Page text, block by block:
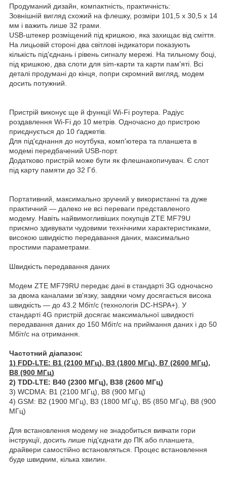
Продуманий дизайн, компактність, практичність:
Зовнішній вигляд схожий на флешку, розміри 101,5 х 30,5 х 14
мм і важить лише 32 грами.
USB-штекер розміщений під кришкою, яка захищає від сміття.
На лицьовій стороні два світлові індикатори показують
кількість під'єднань і рівень сигналу мережі. На тильному боці,
під кришкою, два слоти для sim-карти та карти пам'яті. Всі
деталі продумані до кінця, попри скромний вигляд, модем
досить потужний.
Пристрій виконує ще й функції Wi-Fi роутера. Радіус
роздавлення Wi-Fi до 10 метрів. Одночасно до пристрою
приєднується до 10 ґаджетів.
Для під'єднання до ноутбука, комп'ютера та планшета в
модемі передбачений USB-порт.
Додатково пристрій може бути як флешнакопичувач. Є слот
під карту памяти до 32 Гб.
Портативний, максимально зручний у використанні та дуже
практичний — далеко не всі переваги представленого
модему. Навіть найвимогливіших покупців ZTE MF79U
приємно здивувати чудовими технічними характеристиками,
високою швидкістю передавання даних, максимально
простими параметрами.
Швидкість передавання даних
Модем ZTE MF79RU передає дані в стандарті 3G одночасно
за двома каналами зв'язку, завдяки чому досягається висока
швидкість — до 43.2 Мбіт/с (технологія DC-HSPA+). У
стандарті 4G пристрій досягає максимальної швидкості
передавання даних до 150 Мбіт/с на приймання даних і до 50
Мбіт/с на отримання.
Частотний діапазон:
1) FDD-LTE: B1 (2100 МГц), B3 (1800 МГц), B7 (2600 МГц),
B8 (900 МГц)
2) TDD-LTE: B40 (2300 МГц), B38 (2600 МГц)
3) WCDMA: B1 (2100 МГц), B8 (900 МГц)
4) GSM: B2 (1900 МГц), B3 (1800 МГц), B5 (850 МГц), B8 (900
МГц)
Для встановлення модему не знадобиться вивчати гори
інструкції, досить лише під'єднати до ПК або планшета,
драйвери самостійно встановляться. Процес встановлення
буде швидким, кілька хвилин.